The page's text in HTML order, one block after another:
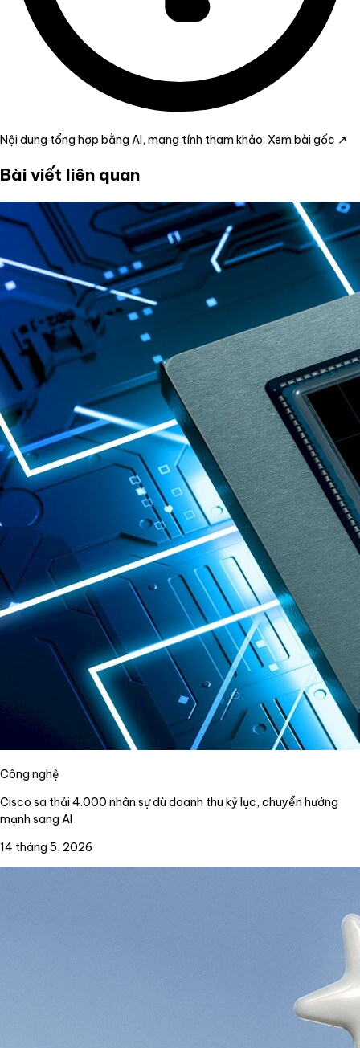
Nội dung tổng hợp bằng AI, mang tính tham khảo. Xem bài gốc ↗
Bài viết liên quan
Công nghệ
Cisco sa thải 4.000 nhân sự dù doanh thu kỷ lục, chuyển hướng
mạnh sang AI
14 tháng 5, 2026